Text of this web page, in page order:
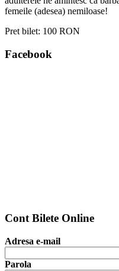
femeile (adesea) nemiloase!
Pret bilet: 100 RON
Facebook
Cont Bilete Online
Adresa e-mail
Parola